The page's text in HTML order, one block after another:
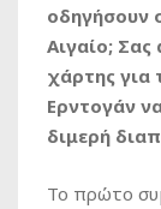
οδηγήσουν
Αιγαίο; Σας
χάρτης για
Ερντογάν
διμερή
Το πρώτο